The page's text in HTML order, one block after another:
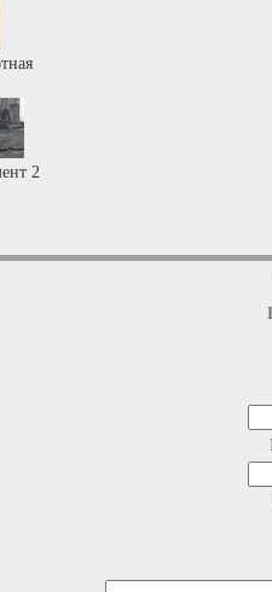
2